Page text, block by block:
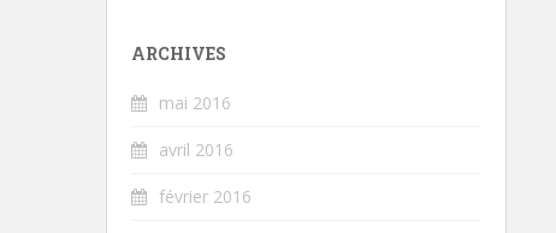
ARCHIVES
mai 2016
avril 2016
février 2016